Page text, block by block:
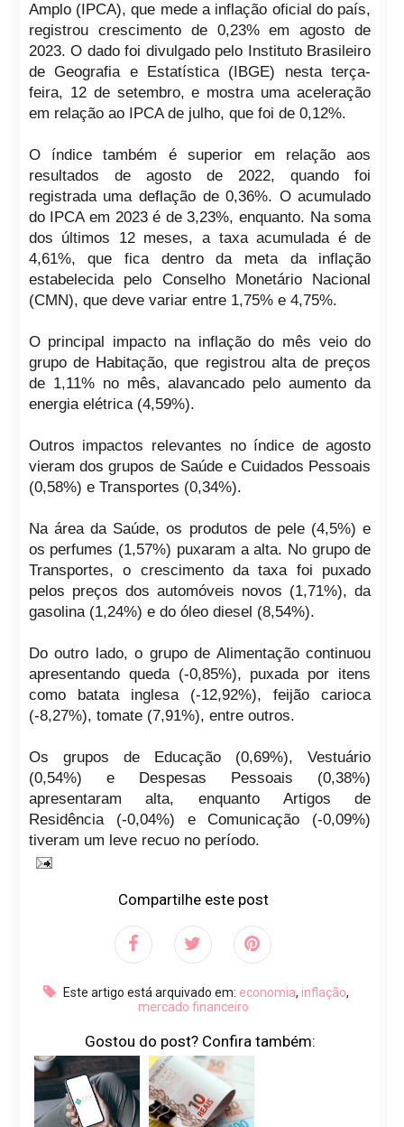
Amplo (IPCA), que mede a inflação oficial do país,
registrou crescimento de 0,23% em agosto de
2023. O dado foi divulgado pelo Instituto Brasileiro
de Geografia e Estatística (IBGE) nesta terça-
feira, 12 de setembro, e mostra uma aceleração
em relação ao IPCA de julho, que foi de 0,12%.
O índice também é superior em relação aos
resultados de agosto de 2022, quando foi
registrada uma deflação de 0,36%. O acumulado
do IPCA em 2023 é de 3,23%, enquanto. Na soma
dos últimos 12 meses, a taxa acumulada é de
4,61%, que fica dentro da meta da inflação
estabelecida pelo Conselho Monetário Nacional
(CMN), que deve variar entre 1,75% e 4,75%.
O principal impacto na inflação do mês veio do
grupo de Habitação, que registrou alta de preços
de 1,11% no mês, alavancado pelo aumento da
energia elétrica (4,59%).
Outros impactos relevantes no índice de agosto
vieram dos grupos de Saúde e Cuidados Pessoais
(0,58%) e Transportes (0,34%).
Na área da Saúde, os produtos de pele (4,5%) e
os perfumes (1,57%) puxaram a alta. No grupo de
Transportes, o crescimento da taxa foi puxado
pelos preços dos automóveis novos (1,71%), da
gasolina (1,24%) e do óleo diesel (8,54%).
Do outro lado, o grupo de Alimentação continuou
apresentando queda (-0,85%), puxada por itens
como batata inglesa (-12,92%), feijão carioca
(-8,27%), tomate (7,91%), entre outros.
Os grupos de Educação (0,69%), Vestuário
(0,54%) e Despesas Pessoais (0,38%)
apresentaram alta, enquanto Artigos de
Residência (-0,04%) e Comunicação (-0,09%)
tiveram um leve recuo no período.
Compartilhe este post
Este artigo está arquivado em: economia, inflação,
mercado financeiro
Gostou do post? Confira também: